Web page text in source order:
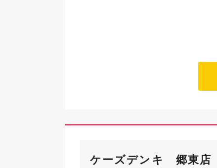
ケーズデンキ 郷東店